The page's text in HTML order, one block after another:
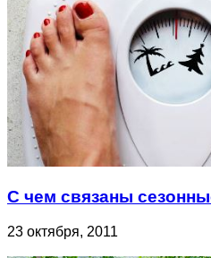
С чем связаны
23 октября, 2011